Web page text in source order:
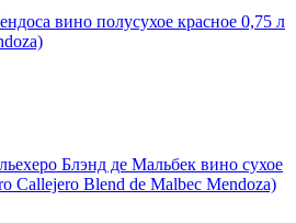
вино полусухое красное 0,75 л